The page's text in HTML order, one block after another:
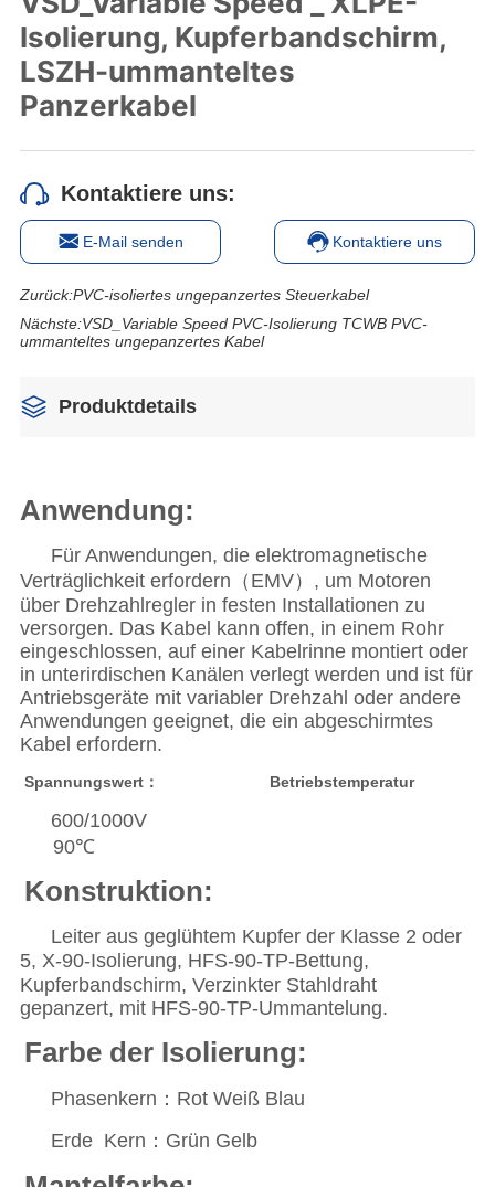
Kontaktiere uns:
E-Mail senden Kontaktiere uns
Zurück:PVC-isoliertes ungepanzertes Steuerkabel
Nächste:VSD_Variable Speed PVC-Isolierung TCWB PVC-
ummanteltes ungepanzertes Kabel
Produktdetails